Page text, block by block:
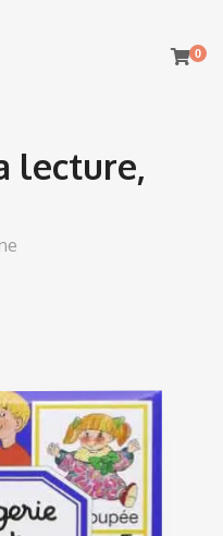
0
lecture,